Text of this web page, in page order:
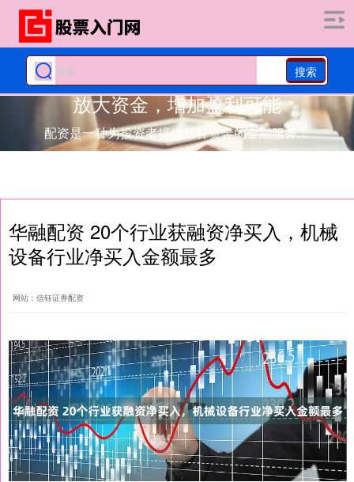
搜索
放大资金，增加盈利可能
配资是一种为投资者提供杠杆资金的金融服务！
华融配资 20个行业获融资净买入，机械
设备行业净买入金额最多
网站：信钰证券配资